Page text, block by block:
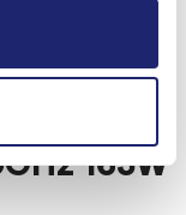
Core
165W